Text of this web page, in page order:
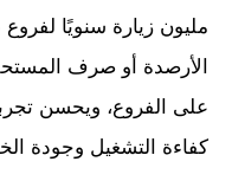
مليون زيارة سنويًا
الأرصدة أو صرف
على الفروع، ويحسن
كفاءة التشغيل وجودة